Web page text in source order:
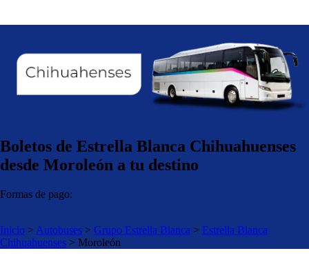
Boletos de Estrella Blanca Chihuahuenses
desde Moroleón a tu destino
Formas de pago:
Inicio > Autobuses > Grupo Estrella Blanca > Estrella Blanca
Chihuahuenses > Moroleón